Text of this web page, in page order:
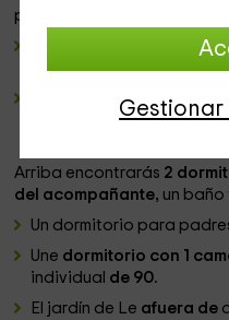
piedra que ocupa el medio
se acompaña
de la que encontrarásun
es tradicional
preparar las recetas de
Arriba encontrarás 2
del acompañante, un baño
Un dormitorio para
Une dormitorio con 1
individual de 90.
El jardín de Le afuera de